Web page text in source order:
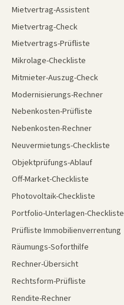
Mietvertrag-Assistent
Mietvertrag-Check
Mietvertrags-Prüfliste
Mikrolage-Checkliste
Mitmieter-Auszug-Check
Modernisierungs-Rechner
Nebenkosten-Prüfliste
Nebenkosten-Rechner
Neuvermietungs-Checkliste
Objektprüfungs-Ablauf
Off-Market-Checkliste
Photovoltaik-Checkliste
Portfolio-Unterlagen-Checkliste
Prüfliste Immobilienverrentung
Räumungs-Soforthilfe
Rechner-Übersicht
Rechtsform-Prüfliste
Rendite-Rechner